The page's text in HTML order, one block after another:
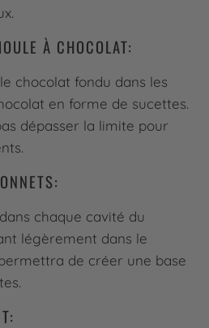
À CHOCOLAT:
chocolat fondu dans les
en forme de sucettes.
dépasser la limite pour
chaque cavité du
légèrement dans le
de créer une base